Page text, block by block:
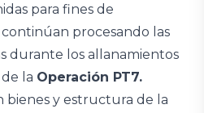
para fines de
procesando las
durante los allanamientos
la Operación PT7.
bienes y estructura de la